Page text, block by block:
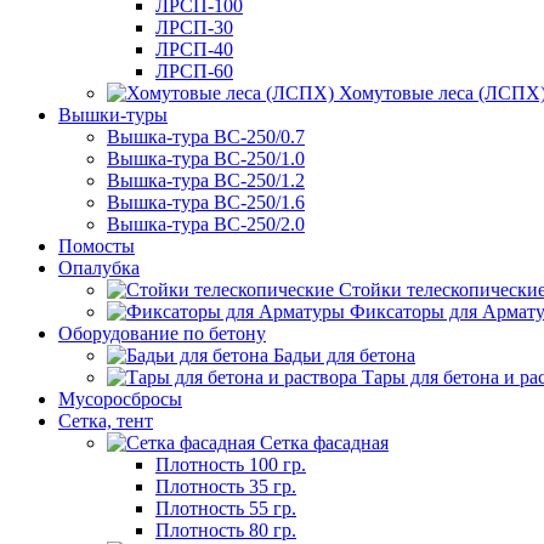
ЛРСП-100
ЛРСП-30
ЛРСП-40
ЛРСП-60
Хомутовые леса
Вышки-туры
Вышка-тура ВС-250/0.7
Вышка-тура ВС-250/1.0
Вышка-тура ВС-250/1.2
Вышка-тура ВС-250/1.6
Вышка-тура ВС-250/2.0
Помосты
Опалубка
Стойки
Фиксаторы для
Оборудование по бетону
Бадьи для бетона
Тары для бетона и
Мусороcбросы
Сетка, тент
Сетка фасадная
Плотность 100 гр.
Плотность 35 гр.
Плотность 55 гр.
Плотность 80 гр.